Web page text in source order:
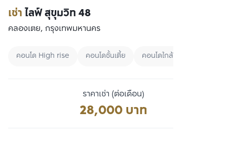
เช่าไลฟ์ สุขุมวิท 48
คลองเตย, กรุงเทพมหานคร
คอนโด High rise คอนโดชั้นเตี้ย คอนโดใกล้ BTS
ราคาเช่า (ต่อเดือน)
28,000 บาท